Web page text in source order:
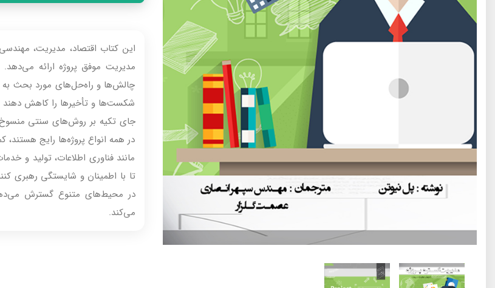
این کتاب اقتصاد، مدیریت،
مدیریت موفق پروژه ارائه
چالش‌ها و راه‌حل‌های مورد بحث به
شکست‌ها و تأخیرها را کاهش دهند و
جای تکیه بر روش‌های سنتی منسوخ،
در همه انواع پروژه‌ها رایج
مانند فناوری اطلاعات، تولید و
تا با اطمینان و شایستگی رهبری
در محیط‌های متنوع گسترش می‌دهد.
می‌کند.